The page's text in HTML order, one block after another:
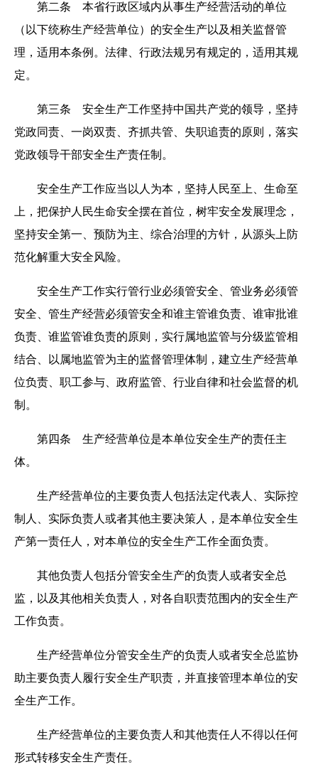
第二条 本省行政区域内从事生产经营活动的单位
（以下统称生产经营单位）的安全生产以及相关监督管
理，适用本条例。法律、行政法规另有规定的，适用其规
定。
第三条 安全生产工作坚持中国共产党的领导，坚持
党政同责、一岗双责、齐抓共管、失职追责的原则，落实
党政领导干部安全生产责任制。
安全生产工作应当以人为本，坚持人民至上、生命至
上，把保护人民生命安全摆在首位，树牢安全发展理念，
坚持安全第一、预防为主、综合治理的方针，从源头上防
范化解重大安全风险。
安全生产工作实行管行业必须管安全、管业务必须管
安全、管生产经营必须管安全和谁主管谁负责、谁审批谁
负责、谁监管谁负责的原则，实行属地监管与分级监管相
结合、以属地监管为主的监督管理体制，建立生产经营单
位负责、职工参与、政府监管、行业自律和社会监督的机
制。
第四条 生产经营单位是本单位安全生产的责任主
体。
生产经营单位的主要负责人包括法定代表人、实际控
制人、实际负责人或者其他主要决策人，是本单位安全生
产第一责任人，对本单位的安全生产工作全面负责。
其他负责人包括分管安全生产的负责人或者安全总
监，以及其他相关负责人，对各自职责范围内的安全生产
工作负责。
生产经营单位分管安全生产的负责人或者安全总监协
助主要负责人履行安全生产职责，并直接管理本单位的安
全生产工作。
生产经营单位的主要负责人和其他责任人不得以任何
形式转移安全生产责任。